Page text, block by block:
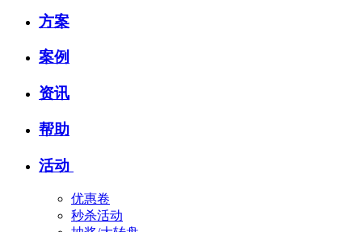
方案
案例
资讯
帮助
活动
优惠卷
秒杀活动